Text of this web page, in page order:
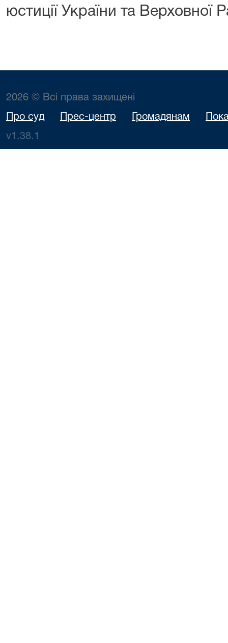
юстиції України та Верховної
2026 © Всі права захищені
Про суд Прес-центр Громадянам
v1.38.1